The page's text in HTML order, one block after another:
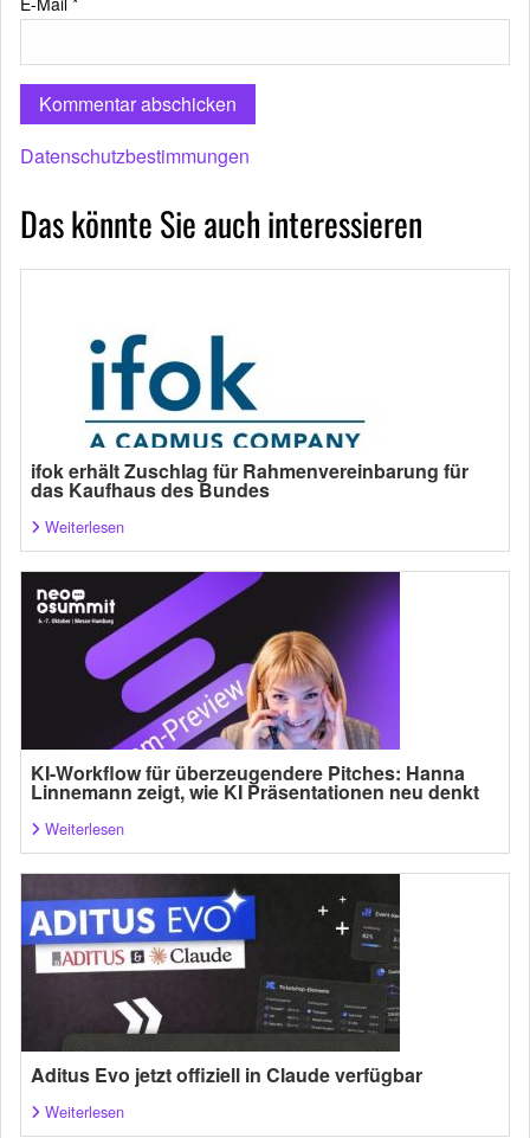
Datenschutzbestimmungen
Das könnte Sie auch interessieren
ifok erhält Zuschlag für Rahmenvereinbarung für
das Kaufhaus des Bundes
Weiterlesen
KI-Workflow für überzeugendere Pitches: Hanna
Linnemann zeigt, wie KI Präsentationen neu denkt
Weiterlesen
Aditus Evo jetzt offiziell in Claude verfügbar
Weiterlesen